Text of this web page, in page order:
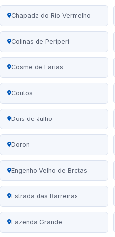
Chapada do Rio Vermelho
Colinas de Periperi
Cosme de Farias
Coutos
Dois de Julho
Doron
Engenho Velho de Brotas
Estrada das Barreiras
Fazenda Grande